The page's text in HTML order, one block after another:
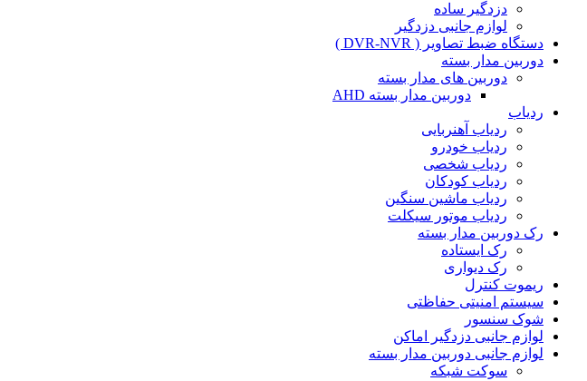
دزدگیر ساده
لوازم جانبی دزدگیر
دستگاه ضبط تصاویر ( DVR-NVR )
دوربین مدار بسته
دوربین های مدار بسته
دوربین مدار بسته AHD
ردیاب
ردیاب آهنربایی
ردیاب خودرو
ردیاب شخصی
ردیاب کودکان
ردیاب ماشین سنگین
ردیاب موتور سیکلت
رک دوربین مدار بسته
رک ایستاده
رک دیواری
ریموت کنترل
سیستم امنیتی حفاظتی
شوک سنسور
لوازم جانبی دزدگیر اماکن
لوازم جانبی دوربین مدار بسته
سوکت شبکه